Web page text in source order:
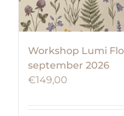
Workshop Lumi
september 2026
€149,00